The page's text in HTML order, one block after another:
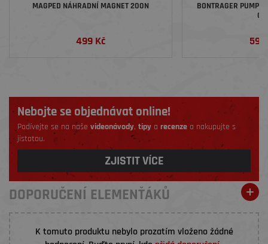
MAGPED NÁHRADNÍ MAGNET 200N
499 Kč
BONTRAGER
599
Nebojte se objednávat online!
Podívejte se na naše videonávody,tipy a recenzea nakupujte s
jistotou.
ZJISTIT VÍCE
DOPORUČENÍ ELEMENŤÁKŮ
K tomuto produktu nebylo prozatím vloženo žádné